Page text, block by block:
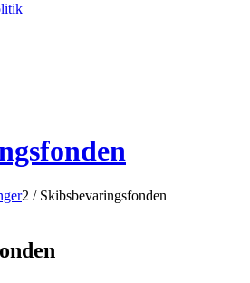
2 / Skibsbevaringsfonden